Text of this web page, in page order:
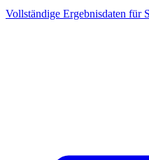
Vollständige Ergebnisdaten für